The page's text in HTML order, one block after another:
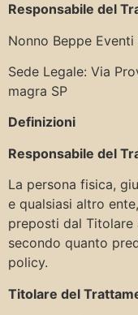
Responsabile del
Nonno Beppe Eventi
Sede Legale: Via
magra SP
Definizioni
Responsabile del
La persona fisica,
e qualsiasi altro
preposti dal Titolare
secondo quanto
policy.
Titolare del